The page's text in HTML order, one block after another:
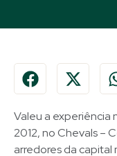
Valeu a experiência
2012, no Chevals –
arredores da capital